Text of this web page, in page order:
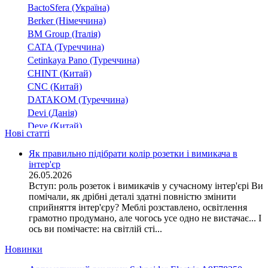
BactoSfera (Україна)
Berker (Німеччина)
BM Group (Італія)
CATA (Туреччина)
Cetinkaya Pano (Туреччина)
CHINT (Китай)
CNC (Китай)
DATAKOM (Туреччина)
Devi (Данія)
Deye (Китай)
DigiTop (Україна)
DKC (Україна)
Dyness (Китай)
E.NEXT (Україна)
EAE Electric
Eastron (Китай)
Eaton (США)
ElectrO (Україна)
Нові статті
Як правильно підібрати колір розетки і вимикача в
інтер'єр
26.05.2026
Вступ: роль розеток і вимикачів у сучасному інтер'єрі Ви
помічали, як дрібні деталі здатні повністю змінити
сприйняття інтер'єру? Меблі розставлено, освітлення
грамотно продумано, але чогось усе одно не вистачає... І
ось ви помічаєте: на світлій сті...
Новинки